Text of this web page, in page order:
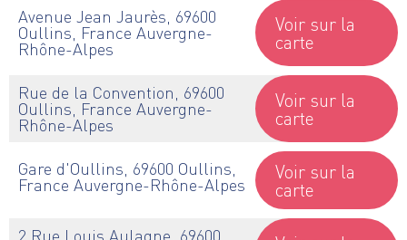
Avenue Jean Jaurès, 69600
Oullins, France Auvergne-
Rhône-Alpes
Voir sur la
carte
Rue de la Convention, 69600
Oullins, France Auvergne-
Rhône-Alpes
Voir sur la
carte
Gare d'Oullins, 69600 Oullins,
France Auvergne-Rhône-Alpes
Voir sur la
carte
2 Rue Louis Aulagne, 69600